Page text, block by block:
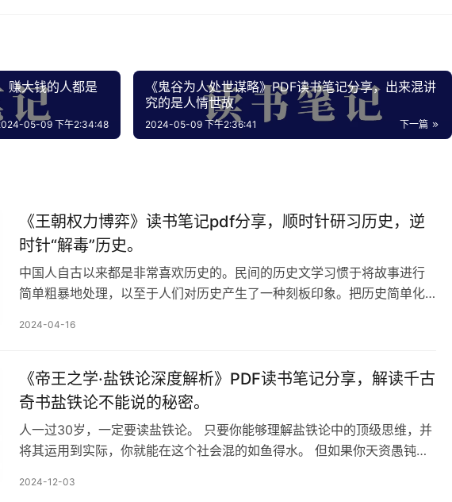
赚大钱的人都是
05-09 下午2:34:48
​《鬼谷为人处世谋略》PDF读书笔记分享，出来混讲
究的是人情世故
下一篇
2024-05-09 下午2:36:41
《王朝权力博弈》读书笔记pdf分享，顺时针研习历史，逆
时针“解毒”历史。
中国人自古以来都是非常喜欢历史的。民间的历史文学习惯于将故事进行
简单粗暴地处理，以至于人们对历史产生了一种刻板印象。把历史简单化
的标签，都只是些为功名利禄奔波的人…
2024-04-16
《帝王之学·盐铁论深度解析》PDF读书笔记分享，解读千古
奇书盐铁论不能说的秘密。
人一过30岁，一定要读盐铁论。 只要你能够理解盐铁论中的顶级思维，并
将其运用到实际，你就能在这个社会混的如鱼得水。 但如果你天资愚钝，
2024-12-03